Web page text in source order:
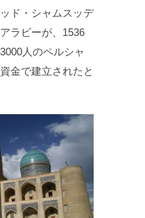
ド・シャムスッデ
ラビーが、1536
人のペルシャ
金で建立されたと